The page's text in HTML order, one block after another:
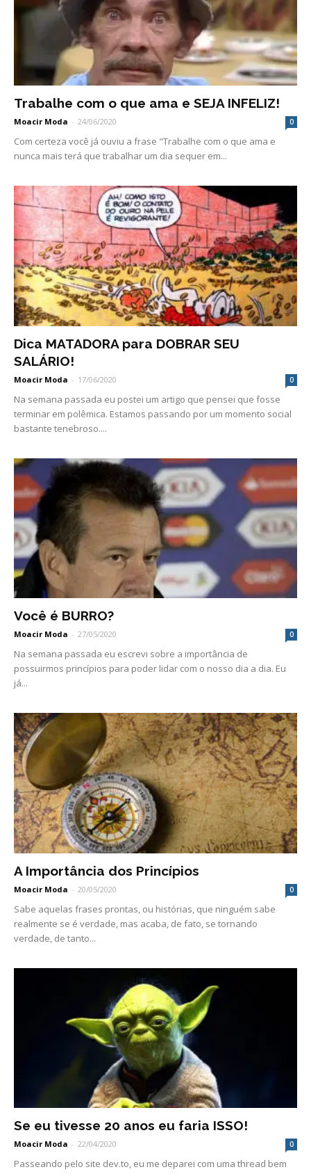
Trabalhe com o que ama e SEJA INFELIZ!
Moacir Moda - 24/06/2020 0
Com certeza você já ouviu a frase "Trabalhe com o que ama e
nunca mais terá que trabalhar um dia sequer em...
Dica MATADORA para DOBRAR SEU
SALÁRIO!
Moacir Moda - 17/06/2020 0
Na semana passada eu postei um artigo que pensei que fosse
terminar em polêmica. Estamos passando por um momento social
bastante tenebroso....
Você é BURRO?
Moacir Moda - 27/05/2020 0
Na semana passada eu escrevi sobre a importância de
possuirmos princípios para poder lidar com o nosso dia a dia. Eu
já...
A Importância dos Princípios
Moacir Moda - 20/05/2020 0
Sabe aquelas frases prontas, ou histórias, que ninguém sabe
realmente se é verdade, mas acaba, de fato, se tornando
verdade, de tanto...
Se eu tivesse 20 anos eu faria ISSO!
Moacir Moda - 22/04/2020 0
Passeando pelo site dev.to, eu me deparei com uma thread bem